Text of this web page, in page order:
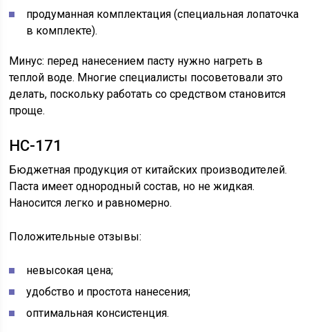
продуманная комплектация (специальная лопаточка
в комплекте).
Минус: перед нанесением пасту нужно нагреть в
теплой воде. Многие специалисты посоветовали это
делать, поскольку работать со средством становится
проще.
HC-171
Бюджетная продукция от китайских производителей.
Паста имеет однородный состав, но не жидкая.
Наносится легко и равномерно.
Положительные отзывы:
невысокая цена;
удобство и простота нанесения;
оптимальная консистенция.